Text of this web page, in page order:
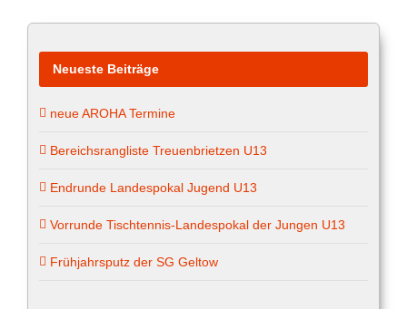
Neueste Beiträge
neue AROHA Termine
Bereichsrangliste Treuenbrietzen U13
Endrunde Landespokal Jugend U13
Vorrunde Tischtennis-Landespokal der Jungen U13
Frühjahrsputz der SG Geltow